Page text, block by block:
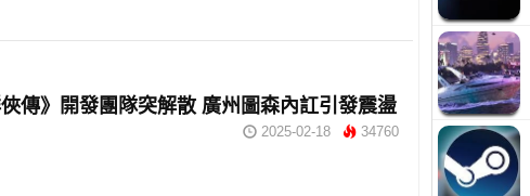
傳》開發團隊突解散 廣州圖森內訌引發震盪
2025-02-18 34760